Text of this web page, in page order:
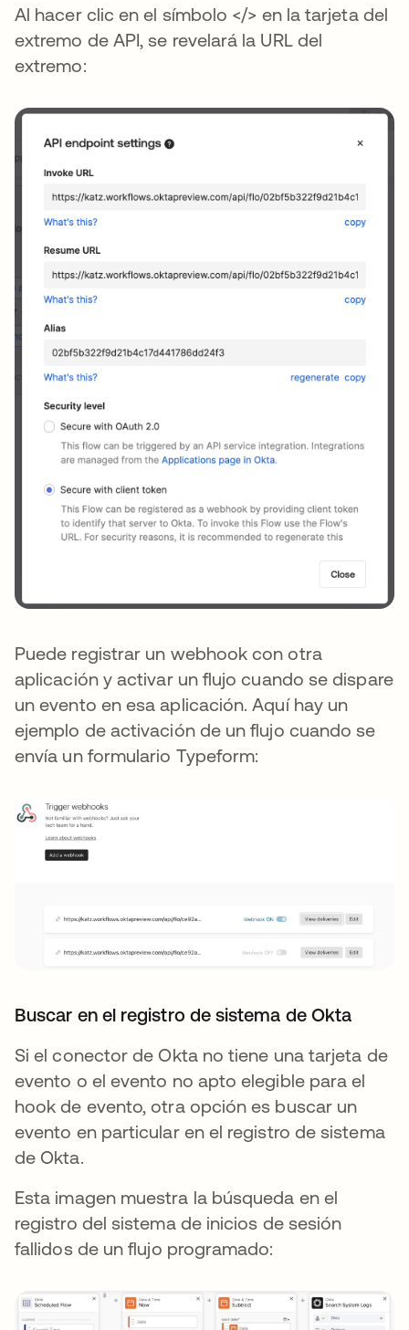
Al hacer clic en el símbolo </> en la tarjeta del
extremo de API, se revelará la URL del
extremo:
Puede registrar un webhook con otra
aplicación y activar un flujo cuando se dispare
un evento en esa aplicación. Aquí hay un
ejemplo de activación de un flujo cuando se
envía un formulario Typeform:
Buscar en el registro de sistema de Okta
Si el conector de Okta no tiene una tarjeta de
evento o el evento no apto elegible para el
hook de evento, otra opción es buscar un
evento en particular en el registro de sistema
de Okta.
Esta imagen muestra la búsqueda en el
registro del sistema de inicios de sesión
fallidos de un flujo programado: